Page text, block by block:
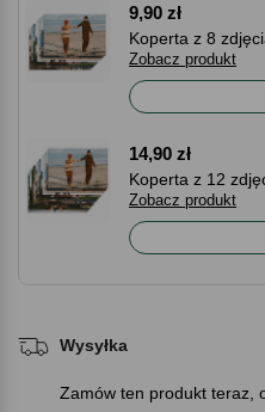
9,90 zł
Koperta z 8
Zobacz produkt
14,90 zł
Koperta z 12
Zobacz produkt
Wysyłka
Zamów ten produkt teraz,